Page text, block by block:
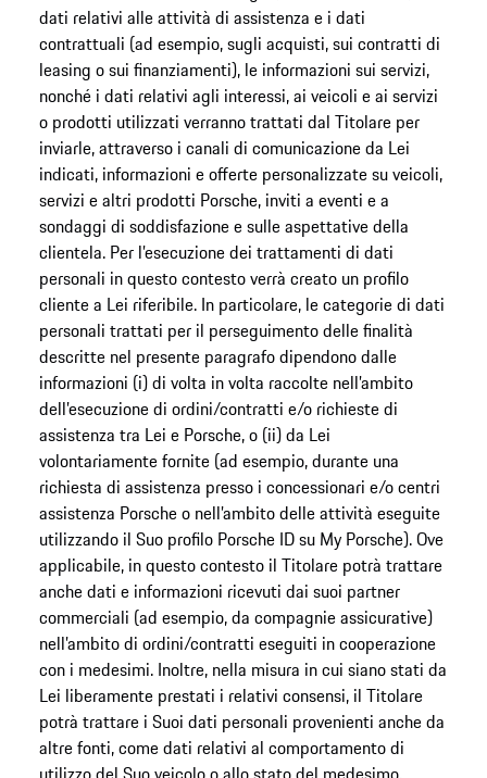
dati relativi alle attività di assistenza e i dati
contrattuali (ad esempio, sugli acquisti, sui contratti di
leasing o sui finanziamenti), le informazioni sui servizi,
nonché i dati relativi agli interessi, ai veicoli e ai servizi
o prodotti utilizzati verranno trattati dal Titolare per
inviarle, attraverso i canali di comunicazione da Lei
indicati, informazioni e offerte personalizzate su veicoli,
servizi e altri prodotti Porsche, inviti a eventi e a
sondaggi di soddisfazione e sulle aspettative della
clientela. Per l’esecuzione dei trattamenti di dati
personali in questo contesto verrà creato un profilo
cliente a Lei riferibile. In particolare, le categorie di dati
personali trattati per il perseguimento delle finalità
descritte nel presente paragrafo dipendono dalle
informazioni (i) di volta in volta raccolte nell’ambito
dell’esecuzione di ordini/contratti e/o richieste di
assistenza tra Lei e Porsche, o (ii) da Lei
volontariamente fornite (ad esempio, durante una
richiesta di assistenza presso i concessionari e/o centri
assistenza Porsche o nell’ambito delle attività eseguite
utilizzando il Suo profilo Porsche ID su My Porsche). Ove
applicabile, in questo contesto il Titolare potrà trattare
anche dati e informazioni ricevuti dai suoi partner
commerciali (ad esempio, da compagnie assicurative)
nell’ambito di ordini/contratti eseguiti in cooperazione
con i medesimi. Inoltre, nella misura in cui siano stati da
Lei liberamente prestati i relativi consensi, il Titolare
potrà trattare i Suoi dati personali provenienti anche da
altre fonti, come dati relativi al comportamento di